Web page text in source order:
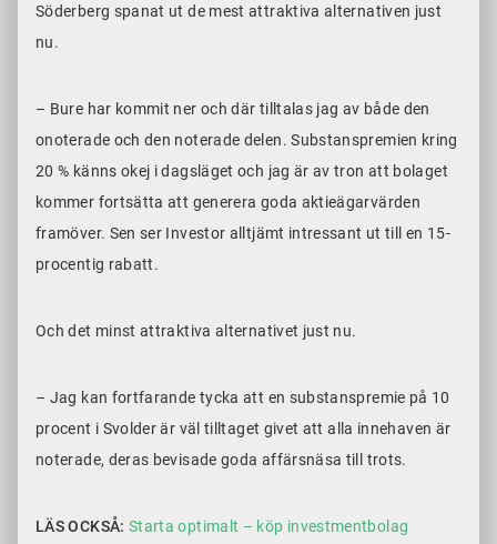
Söderberg spanat ut de mest attraktiva alternativen just
nu.
– Bure har kommit ner och där tilltalas jag av både den
onoterade och den noterade delen. Substanspremien kring
20 % känns okej i dagsläget och jag är av tron att bolaget
kommer fortsätta att generera goda aktieägarvärden
framöver. Sen ser Investor alltjämt intressant ut till en 15-
procentig rabatt.
Och det minst attraktiva alternativet just nu.
– Jag kan fortfarande tycka att en substanspremie på 10
procent i Svolder är väl tilltaget givet att alla innehaven är
noterade, deras bevisade goda affärsnäsa till trots.
LÄS OCKSÅ: Starta optimalt – köp investmentbolag